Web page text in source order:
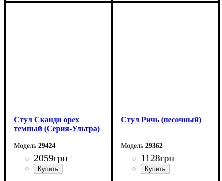
Ширина: 47 см
Длина: 43 см
Стул Сканди орех
темный (Серия-Ультра)
29424
2059грн
Стул Ричь (песочный)
29362
1128грн